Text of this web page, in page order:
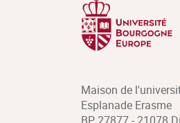
Maison de
Esplanade Erasme